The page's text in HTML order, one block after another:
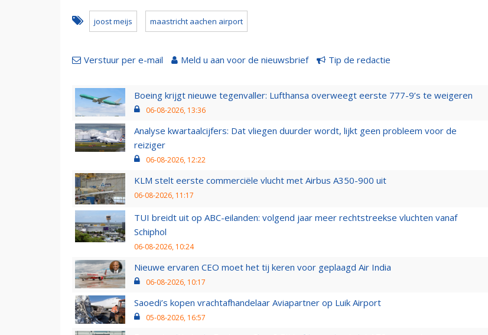
joost meijs maastricht aachen airport
Verstuur per e-mail Meld u aan voor de nieuwsbrief Tip de redactie
Boeing krijgt nieuwe tegenvaller: Lufthansa overweegt eerste 777-9’s te weigeren
06-08-2026, 13:36
Analyse kwartaalcijfers: Dat vliegen duurder wordt, lijkt geen probleem voor de
reiziger
06-08-2026, 12:22
KLM stelt eerste commerciële vlucht met Airbus A350-900 uit
06-08-2026, 11:17
TUI breidt uit op ABC-eilanden: volgend jaar meer rechtstreekse vluchten vanaf
Schiphol
06-08-2026, 10:24
Nieuwe ervaren CEO moet het tij keren voor geplaagd Air India
06-08-2026, 10:17
Saoedi’s kopen vrachtafhandelaar Aviapartner op Luik Airport
05-08-2026, 16:57